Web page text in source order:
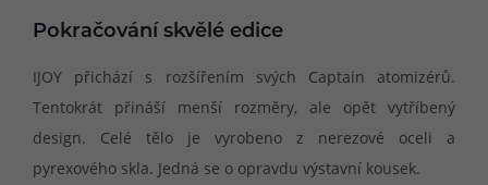
Pokračování skvělé edice
IJOY přichází s rozšířením svých Captain atomizérů.
Tentokrát přináší menší rozměry, ale opět vytříbený
design. Celé tělo je vyrobeno z nerezové oceli a
pyrexového skla. Jedná se o opravdu výstavní kousek.